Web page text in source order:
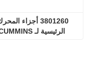
الرئيسية لـ CUMMINS